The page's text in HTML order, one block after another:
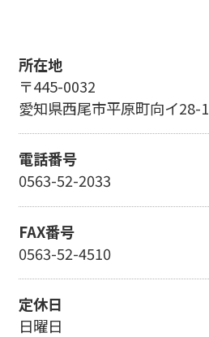
所在地
〒445-0032
愛知県西尾市平原町向イ28-1
電話番号
0563-52-2033
FAX番号
0563-52-4510
定休日
日曜日